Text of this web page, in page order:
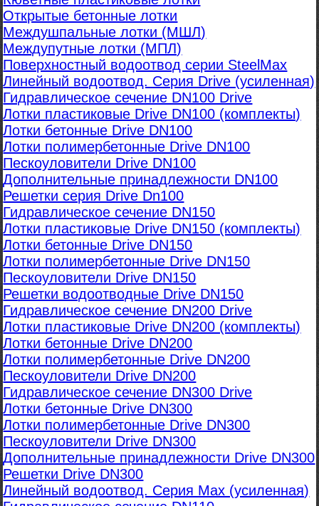
Открытые бетонные лотки
Междушпальные лотки (МШЛ)
Междупутные лотки (МПЛ)
Поверхностный водоотвод серии SteelMax
Линейный водоотвод. Серия Drive (усиленная)
Гидравлическое сечение DN100 Drive
Лотки пластиковые Drive DN100 (комплекты)
Лотки бетонные Drive DN100
Лотки полимербетонные Drive DN100
Пескоуловители Drive DN100
Дополнительные принадлежности DN100
Решетки серия Drive Dn100
Гидравлическое сечение DN150
Лотки пластиковые Drive DN150 (комплекты)
Лотки бетонные Drive DN150
Лотки полимербетонные Drive DN150
Пескоуловители Drive DN150
Решетки водоотводные Drive DN150
Гидравлическое сечение DN200 Drive
Лотки пластиковые Drive DN200 (комплекты)
Лотки бетонные Drive DN200
Лотки полимербетонные Drive DN200
Пескоуловители Drive DN200
Гидравлическое сечение DN300 Drive
Лотки бетонные Drive DN300
Лотки полимербетонные Drive DN300
Пескоуловители Drive DN300
Дополнительные принадлежности Drive DN300
Решетки Drive DN300
Линейный водоотвод. Серия Max (усиленная)